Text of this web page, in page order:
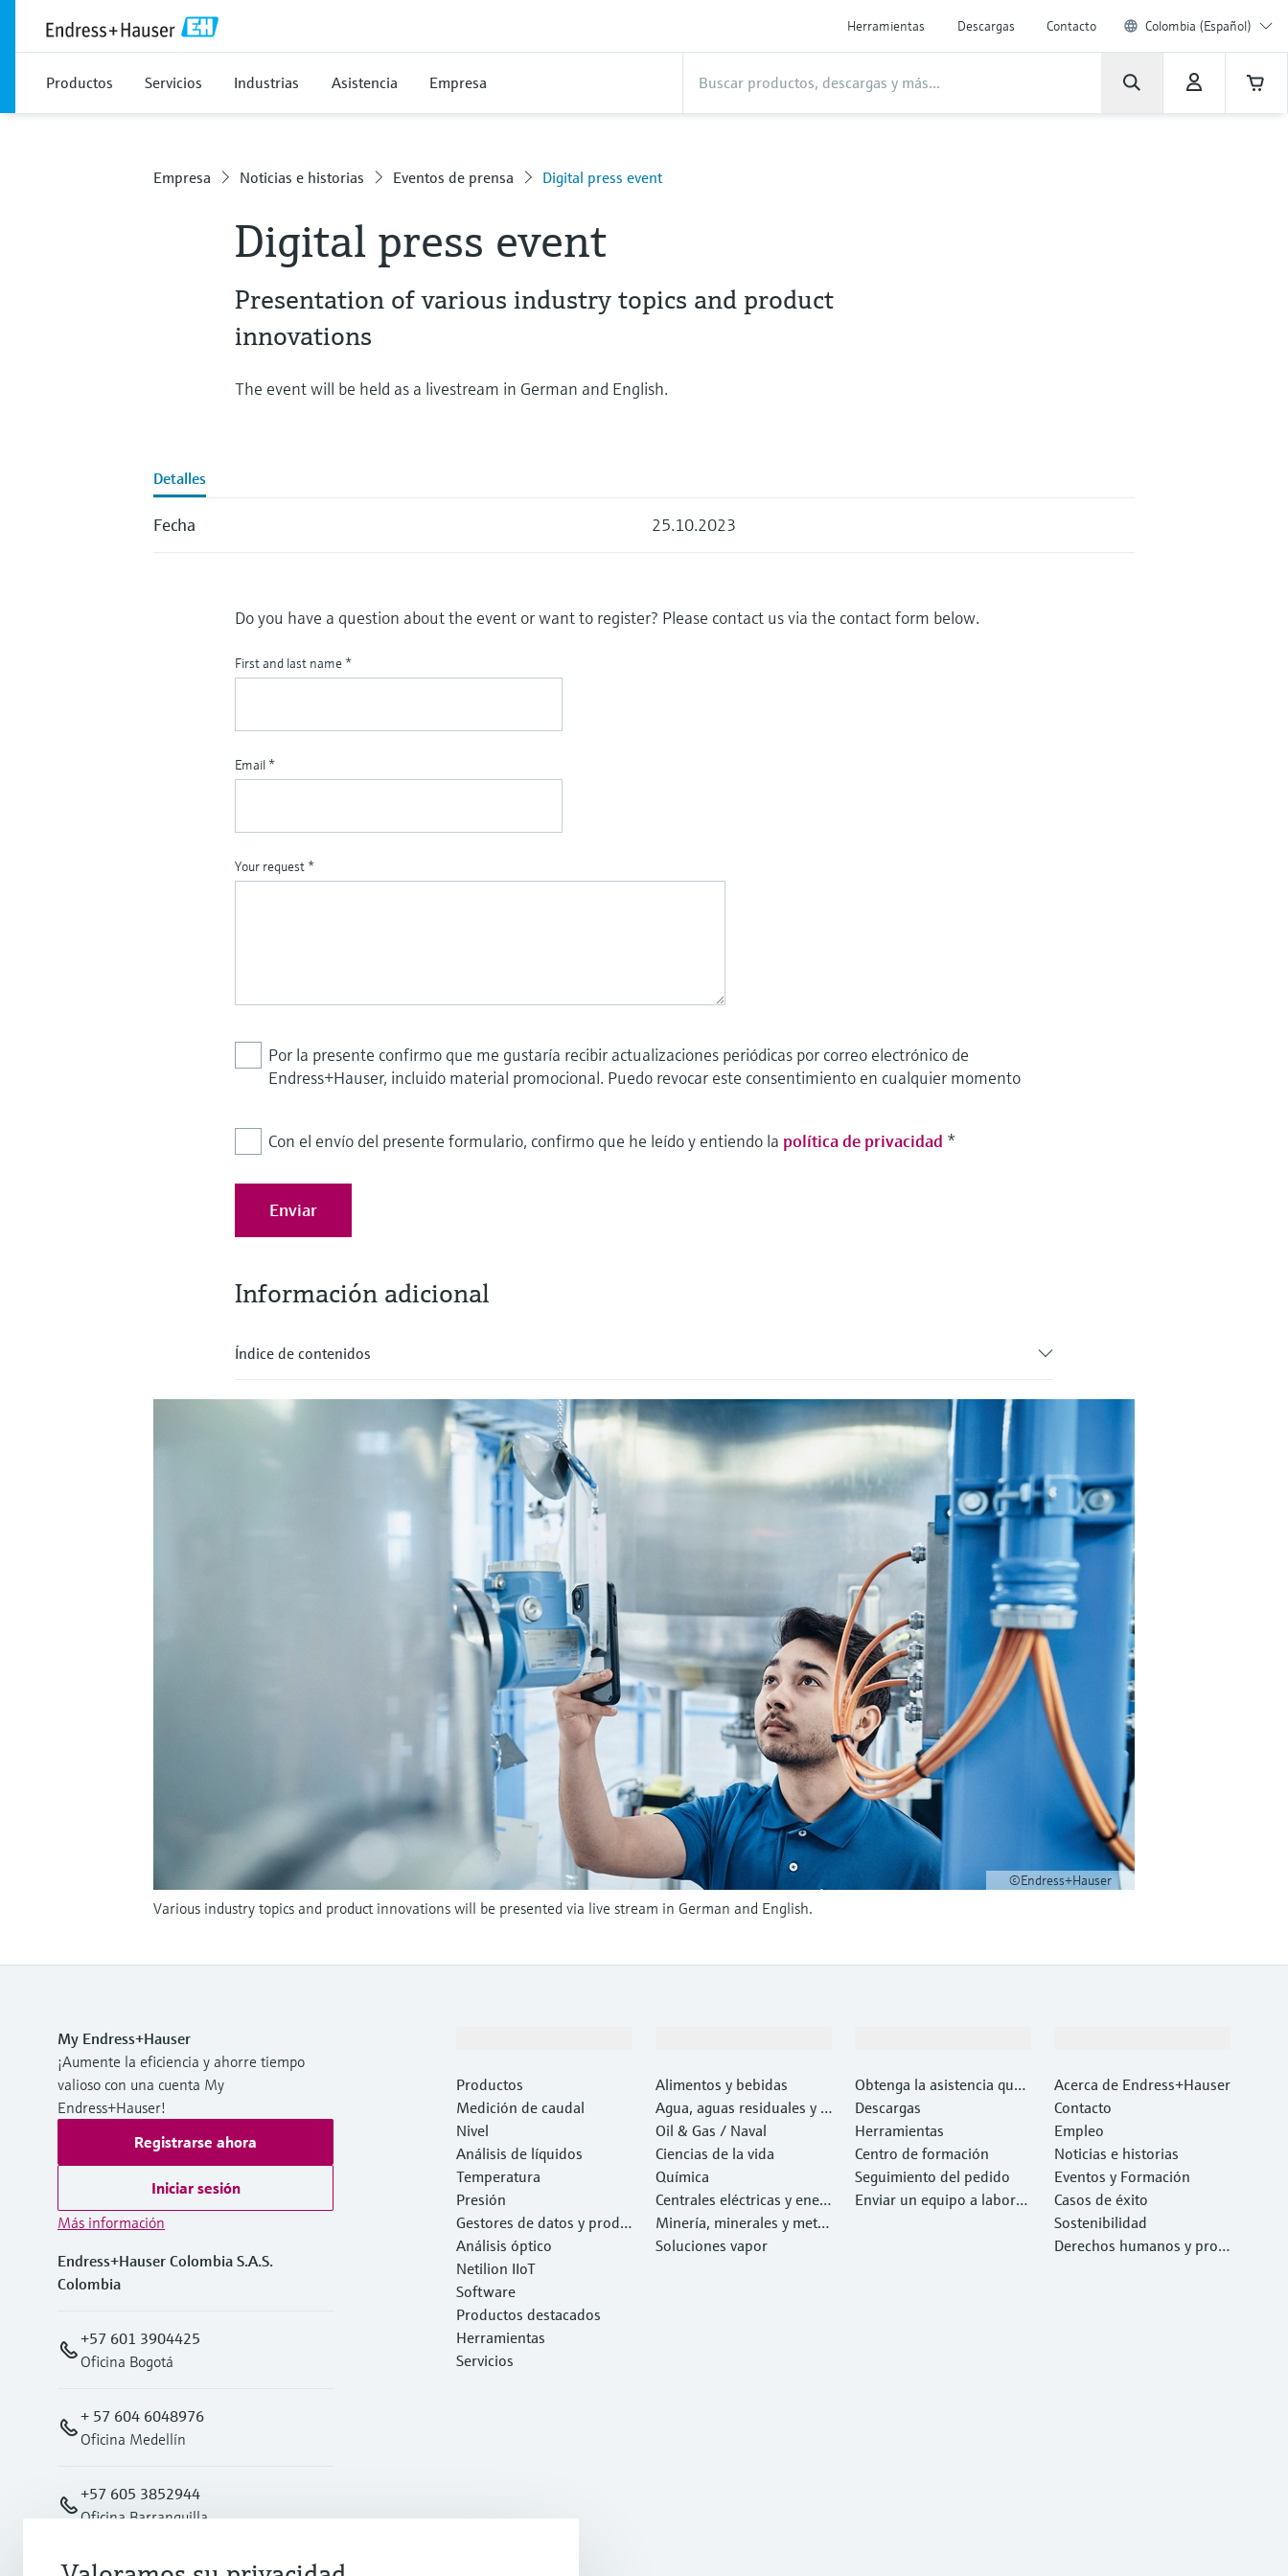
Herramientas Descargas Contacto Colombia (Español)
Productos Servicios Industrias Asistencia Empresa
Empresa Noticias e historias Eventos de prensa Digital press event
Digital press event
Presentation of various industry topics and product
innovations
The event will be held as a livestream in German and English.
Detalles
Fecha 25.10.2023
Do you have a question about the event or want to register? Please contact us via the contact form below.
First and last name *
Email *
Your request *
Por la presente confirmo que me gustaría recibir actualizaciones periódicas por correo electrónico de
Endress+Hauser, incluido material promocional. Puedo revocar este consentimiento en cualquier momento
Con el envío del presente formulario, confirmo que he leído y entiendo la política de privacidad *
Enviar
Información adicional
Índice de contenidos
©Endress+Hauser
Various industry topics and product innovations will be presented via live stream in German and English.
My Endress+Hauser
¡Aumente la eficiencia y ahorre tiempo
valioso con una cuenta My
Endress+Hauser!
Registrarse ahora
Iniciar sesión
Más información
Endress+Hauser Colombia S.A.S.
Colombia
+57 601 3904425
Oficina Bogotá
+ 57 604 6048976
Oficina Medellín
+57 605 3852944
Oficina Barranquilla
Oficina Cali
Productos
Medición de caudal
Nivel
Análisis de líquidos
Temperatura
Presión
Gestores de datos y produ
ctos de sistema
Análisis óptico
Netilion IIoT
Software
Productos destacados
Herramientas
Servicios
Alimentos y bebidas
Agua, aguas residuales y r
esiduos
Oil & Gas / Naval
Ciencias de la vida
Química
Centrales eléctricas y ener
gía
Minería, minerales y metal
es
Soluciones vapor
Obtenga la asistencia que
necesita con rapidez
Descargas
Herramientas
Centro de formación
Seguimiento del pedido
Enviar un equipo a laborat
Acerca de Endress+Hauser
Contacto
Empleo
Noticias e historias
Eventos y Formación
Casos de éxito
Sostenibilidad
Derechos humanos y prote